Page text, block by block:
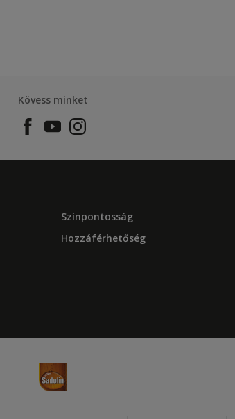
Kövess minket
Színpontosság
Hozzáférhetőség